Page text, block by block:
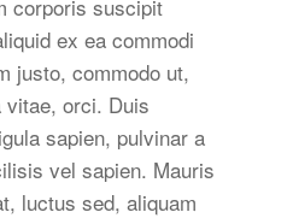
corporis suscipit
ex ea commodi
justo, commodo ut,
orci. Duis
sapien, pulvinar a
vel sapien. Mauris
luctus sed, aliquam